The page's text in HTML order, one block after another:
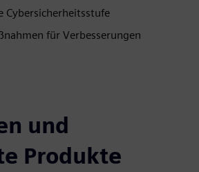
Cybersicherheitsstufe
für Verbesserungen
und
Produkte